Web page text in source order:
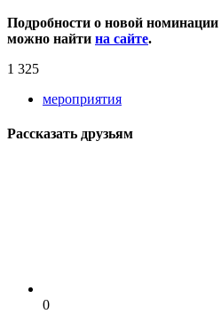
Подробности о новой номинации
можно найти на сайте.
1 325
мероприятия
Рассказать друзьям
0